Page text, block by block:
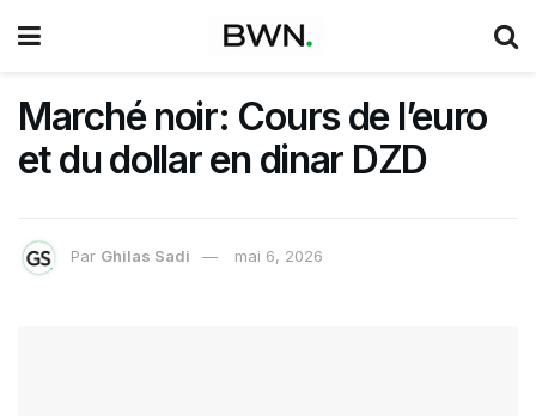
Marché noir: Cours de l’euro
et du dollar en dinar DZD
Par Ghilas Sadi mai 6, 2026